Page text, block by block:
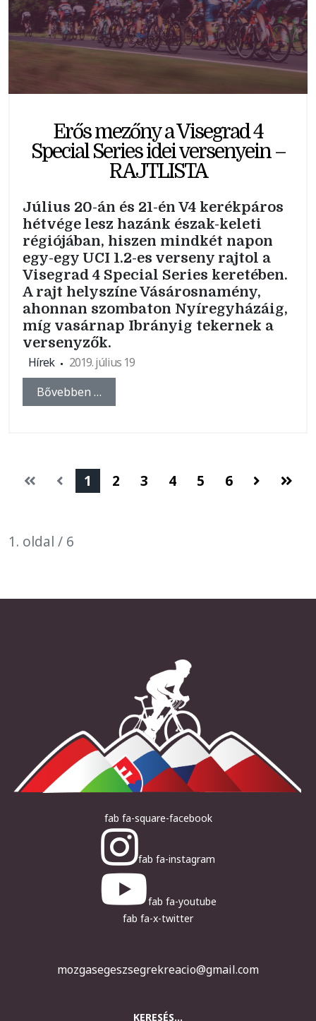
Erős mezőny a Visegrad 4
Special Series idei versenyein –
RAJTLISTA
Július 20-án és 21-én V4 kerékpáros
hétvége lesz hazánk észak-keleti
régiójában, hiszen mindkét napon
egy-egy UCI 1.2-es verseny rajtol a
Visegrad 4 Special Series keretében.
A rajt helyszíne Vásárosnamény,
ahonnan szombaton Nyíregyházáig,
míg vasárnap Ibrányig tekernek a
versenyzők.
Hírek
2019. július 19
Bővebben …
1 2 3 4 5 6
1. oldal / 6
fab fa-square-facebook
fab fa-instagram
fab fa-youtube
fab fa-x-twitter
mozgasegeszsegrekreacio@gmail.com
KERESÉS...